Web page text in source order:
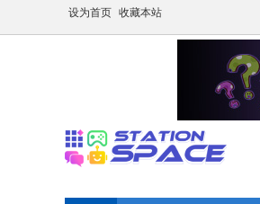
设为首页 收藏本站